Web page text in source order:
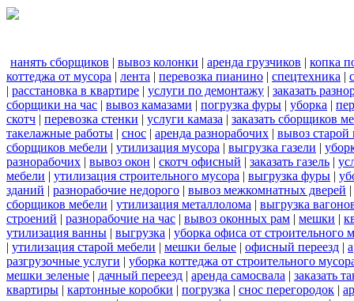
нанять сборщиков | вывоз колонки | аренда грузчиков | копка
коттеджа от мусора | лента | перевозка пианино | спецтехника |
| расстановка в квартире | услуги по демонтажу | заказать
сборщики на час | вывоз камазами | погрузка фуры | уборка |
скотч | перевозка стенки | услуги камаза | заказать сборщиков
такелажные работы | снос | аренда разнорабочих | вывоз старой
сборщиков мебели | утилизация мусора | выгрузка газели |
разнорабочих | вывоз окон | скотч офисный | заказать газель |
мебели | утилизация строительного мусора | выгрузка фуры |
зданий | разнорабочие недорого | вывоз межкомнатных дверей |
сборщиков мебели | утилизация металлолома | выгрузка
строений | разнорабочие на час | вывоз оконных рам | мешки |
утилизация ванны | выгрузка | уборка офиса от строительного
| утилизация старой мебели | мешки белые | офисный переезд |
разгрузочные услуги | уборка коттеджа от строительного
мешки зеленые | дачный переезд | аренда самосвала | заказать
квартиры | картонные коробки | погрузка | снос перегородок |